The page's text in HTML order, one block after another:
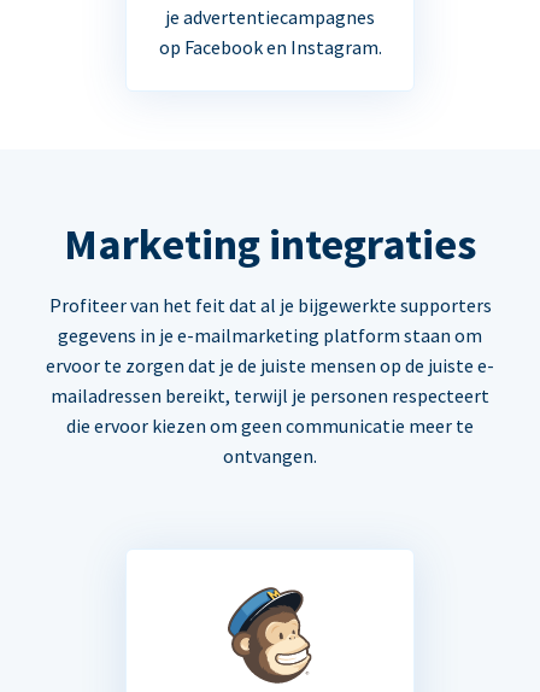
je advertentiecampagnes
op Facebook en Instagram.
Marketing integraties
Profiteer van het feit dat al je bijgewerkte supporters
gegevens in je e-mailmarketing platform staan om
ervoor te zorgen dat je de juiste mensen op de juiste e-
mailadressen bereikt, terwijl je personen respecteert
die ervoor kiezen om geen communicatie meer te
ontvangen.